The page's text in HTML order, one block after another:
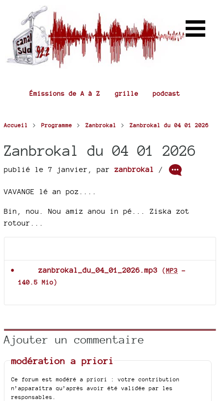
Émissions de A à Z grille podcast
Accueil > Programme > Zanbrokal > Zanbrokal du 04 01 2026
Zanbrokal du 04 01 2026
publié le 7 janvier par zanbrokal /
VAVANGE lé an poz....
Bin, nou. Nou amiz anou in pé... Ziska zot
rotour...
zanbrokal_du_04_01_2026.mp3 (MP3 -
140.5 Mio)
Ajouter un commentaire
modération a priori
Ce forum est modéré a priori : votre contribution
n’apparaîtra qu’après avoir été validée par les
responsables.